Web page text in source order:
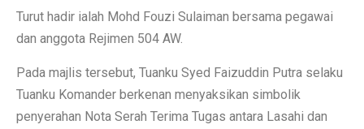
Turut hadir ialah Mohd Fouzi Sulaiman bersama pegawai
dan anggota Rejimen 504 AW.
Pada majlis tersebut, Tuanku Syed Faizuddin Putra selaku
Tuanku Komander berkenan menyaksikan simbolik
penyerahan Nota Serah Terima Tugas antara Lasahi dan